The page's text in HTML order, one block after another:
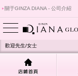
關于GINZA DIANA - 公司介紹
歡迎先生/女士